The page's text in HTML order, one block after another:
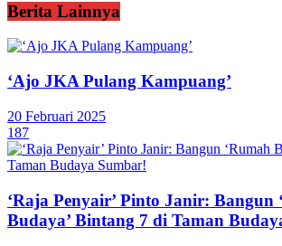
Berita Lainnya
‘Ajo JKA Pulang Kampuang’
20 Februari 2025
187
‘Raja Penyair’ Pinto Janir: Bangun
Budaya’ Bintang 7 di Taman